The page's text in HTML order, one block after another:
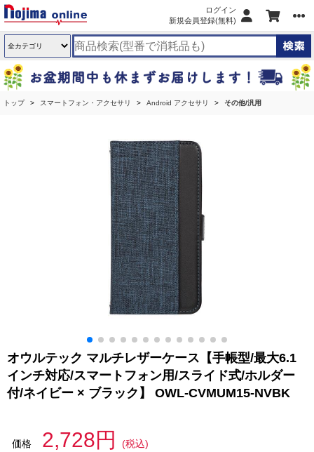
ログイン
新規会員登録(無料)
トップ スマートフォン・アクセサリ Android アクセサリ その他/汎用
オウルテック マルチレザーケース【手帳型/最大6.1
インチ対応/スマートフォン用/スライド式/ホルダー
付/ネイビー × ブラック】 OWL-CVMUM15-NVBK
価格 2,728円
(税込)